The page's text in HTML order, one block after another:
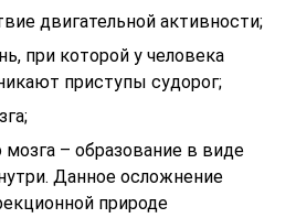
двигательной активности;
при которой у человека
приступы судорог;
мозга – образование в виде
Данное осложнение
природе